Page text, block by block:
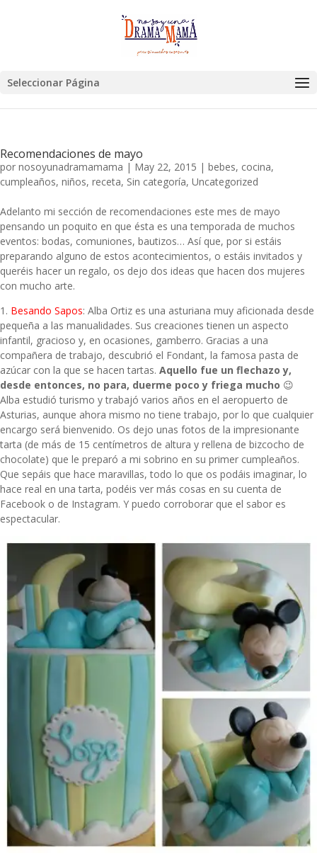
Seleccionar Página
Recomendaciones de mayo
por nosoyunadramamama | May 22, 2015 | bebes, cocina,
cumpleaños, niños, receta, Sin categoría, Uncategorized
Adelanto mi sección de recomendaciones este mes de mayo
pensando un poquito en que ésta es una temporada de muchos
eventos: bodas, comuniones, bautizos… Así que, por si estáis
preparando alguno de estos acontecimientos, o estáis invitados y
queréis hacer un regalo, os dejo dos ideas que hacen dos mujeres
con mucho arte.
1. Besando Sapos: Alba Ortiz es una asturiana muy aficionada desde
pequeña a las manualidades. Sus creaciones tienen un aspecto
infantil, gracioso y, en ocasiones, gamberro. Gracias a una
compañera de trabajo, descubrió el Fondant, la famosa pasta de
azúcar con la que se hacen tartas. Aquello fue un flechazo y,
desde entonces, no para, duerme poco y friega mucho 😉
Alba estudió turismo y trabajó varios años en el aeropuerto de
Asturias, aunque ahora mismo no tiene trabajo, por lo que cualquier
encargo será bienvenido. Os dejo unas fotos de la impresionante
tarta (de más de 15 centímetros de altura y rellena de bizcocho de
chocolate) que le preparó a mi sobrino en su primer cumpleaños.
Que sepáis que hace maravillas, todo lo que os podáis imaginar, lo
hace real en una tarta, podéis ver más cosas en su cuenta de
Facebook o de Instagram. Y puedo corroborar que el sabor es
espectacular.